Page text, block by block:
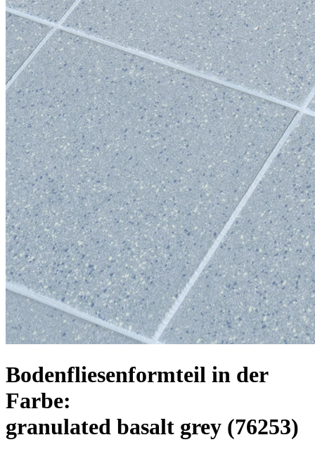
Bodenfliesenformteil in der
Farbe:
granulated basalt grey (76253)